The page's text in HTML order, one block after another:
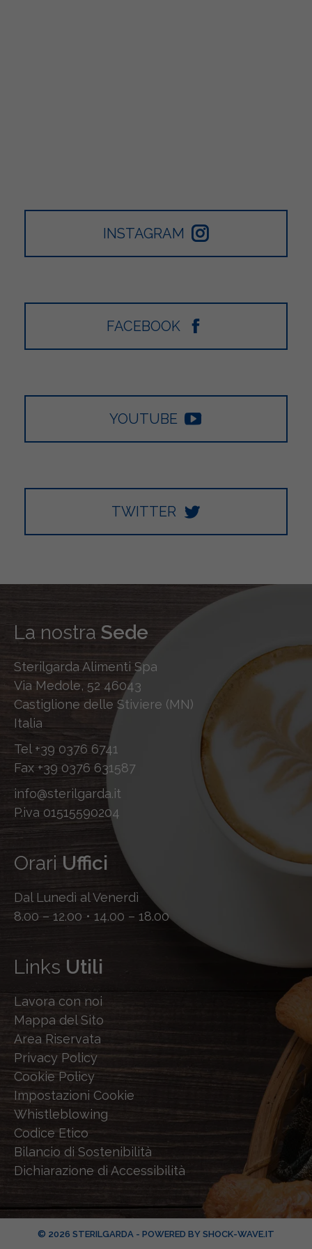
INSTAGRAM
FACEBOOK
YOUTUBE
TWITTER
La nostra Sede
Sterilgarda Alimenti Spa
Via Medole, 52 46043
Castiglione delle Stiviere (MN)
Italia
Tel +39 0376 6741
Fax +39 0376 631587
info@sterilgarda.it
P.iva 01515590204
Orari Uffici
Dal Lunedì al Venerdì
8.00 – 12.00 • 14.00 – 18.00
Links Utili
Lavora con noi
Mappa del Sito
Area Riservata
Privacy Policy
Cookie Policy
Impostazioni Cookie
Whistleblowing
Codice Etico
Bilancio di Sostenibilità
Dichiarazione di Accessibilità
© 2026 STERILGARDA - POWERED BY SHOCK-WAVE.IT